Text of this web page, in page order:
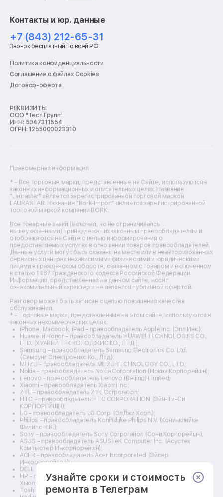
Ремонт роботов-пылесосов
Ремонт холодильников
Ремонт стиральных машин
Ремонт пылесосов
Ремонт варочных панелей
Ремонт духовых шкафов
Ремонт кондиционеров
Ремонт кухонных комбайнов
Ремонт морозильных камер
Ремонт отпаривателей
Ремонт плоттеров
Ремонт фенов
Ремонт цифровых биноклей
Ремонт тепловизоров
Ремонт массажных кресел
Ремонт водонагревателей
Ремонт вытяжек
Ремонт источников бесперебойного питания
Ремонт пароварок
Ремонт микшерных пультов
Ремонт dj-пультов
Ремонт кухонных плит
Ремонт стедикамов
Ремонт оптических прицелов
Ремонт электровелосипедов
Ремонт видеокамер
Ремонт эхолотов
Ремонт 3d-принтеров
Ремонт прицелов ночного видения
Ремонт винных шкафов
Ремонт выпрямителей
Ремонт сушилок для рук
Ремонт дальномеров
Ремонт снегоуборщиков
Контакты и юр. данные
+7 (843) 212-65-31
Звонок бесплатный по всей РФ
Политика конфиденциальности
Соглашение о файлах Cookies
Договор-оферта
РЕКВИЗИТЫ
ООО "Тест Групп"
ИНН: 5047311554
ОГРН: 1255000023310
Правомерная информация
* - Все торговые марки, представленные на Сайте, используются в
законных информационных и описательных целях. Название
"Laurastar" является зарегистрированной торговой маркой
LAURASTAR. Название "Bork-Import" является зарегистрированной
торговой маркой компании BORK.
Все товарные знаки (включая, но не ограничиваясь
вышеуказанными) принадлежат их законным правообладателям и
отображаются на Сайте с целью информирования о
предоставляемых услугах в отношении товаров правообладателей.
Данные услуги могут быть оказаны на месте или в неавторизованных
сервисных центрах независимыми физическими и юридическими
лицами в гражданском обороте, связанном с товаром и включенном
в статью 1487 Гражданского кодекса Российской Федерации.
Информация, представленная на данном сайте, носит
ознакомительный характер и не является публичной офертой.
Разговор может быть записан с целью повышения качества
обслуживания.
* - Торговые марки, представленные на этом сайте, используются в
законных некоммерческих целях.
iPhone, Macbook, iPad - правообладатель Apple Inc. (Эпл Инк.);
Huawei и Honor - правообладатель HUAWEI TECHNOLOGIES CO.,
LTD. (ХУАВЕЙ ТЕКНОЛОДЖИС КО., ЛТД.);
Samsung – правообладатель Samsung Electronics Co. Ltd.
(Самсунг Электроникс Ко., Лтд.);
MEIZU - правообладатель MEIZU TECHNOLOGY CO., LTD.;
Nokia - правообладатель Nokia Corporation (Нокиа Корпорейшн);
Lenovo - правообладатель Lenovo (Beijing) Limited;
Xiaomi - правообладатель Xiaomi Inc.;
ZTE - правообладатель ZTE Corporation;
HTC - правообладатель HTC CORPORATION (Эйч-Ти-Си
КОРПОРЕЙШН);
LG - правообладатель LG Corp. (ЭлДжи Корп.);
Philips - правообладатель Koninklijke Philips N.V. (Конинклийке
Филипс Н.В.);
Sony - правообладатель Sony Corporation (Сони Корпорейшн);
ASUS - правообладатель ASUSTeK Computer Inc. (Асустек
Компьютер Инкорпорейшн);
ACER - правообладатель Acer Incorporated (Эйсер
Инкорпорейтед);
DELL - правообладатель Dell Inc.(Делл Инк.);
HP - правообладатель HP Hewlett-Packard Group LLC (ЭйчПи
Хьюлетт Паккард Груп ЛЛК);
Toshiba - правообладатель KABUSHIKI KAISHA TOSHIBA, also
Узнайте сроки и стоимость
ремонта в Телеграм